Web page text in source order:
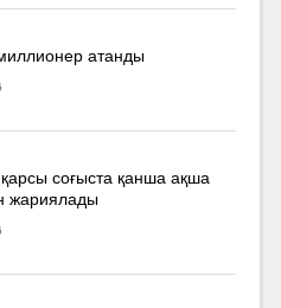
атанды
соғыста қанша ақша
жариялады